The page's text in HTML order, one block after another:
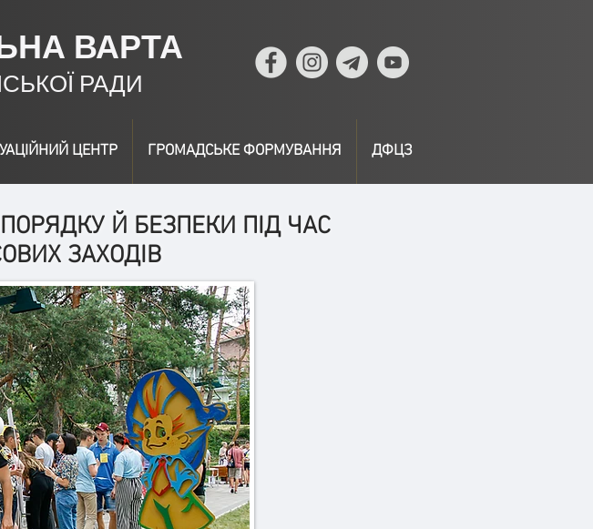
ВАРТА
РАДИ
ЦЕНТР ГРОМАДСЬКЕ ФОРМУВАННЯ ДФЦЗ
Й БЕЗПЕКИ ПІД ЧАС
ЗАХОДІВ